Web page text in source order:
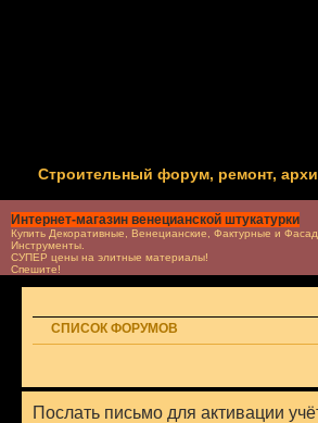
Строительный форум, ремонт,
Интернет-магазин венецианской штукатурки
Купить Декоративные, Венецианские, Фактурные и
Инструменты.
СУПЕР цены на элитные материалы!
Спешите!
СПИСОК ФОРУМОВ
Послать письмо для активации